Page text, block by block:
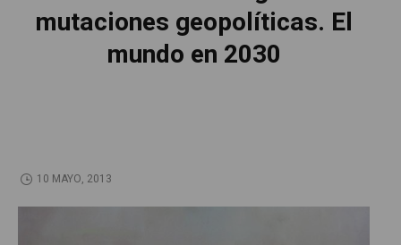
mutaciones geopolíticas. El
mundo en 2030
10 MAYO, 2013